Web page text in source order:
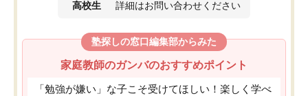
高校生 詳細はお問い合わせください
塾探しの窓口編集部からみた
家庭教師のガンバのおすすめポイント
「勉強が嫌い」な子こそ受けてほしい！楽しく学べ